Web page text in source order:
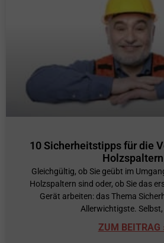
10 Sicherheitstipps für die
Holzspaltern
Gleichgültig, ob Sie geübt im
Holzspaltern sind oder, ob Sie das
Gerät arbeiten: das Thema
Allerwichtigste.
ZUM BEITRAG